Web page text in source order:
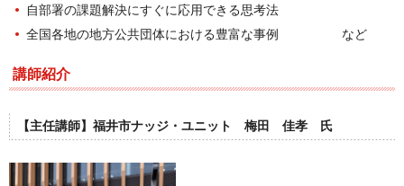
自部署の課題解決にすぐに応用できる思考法
全国各地の地方公共団体における豊富な事例 など
講師紹介
【主任講師】福井市ナッジ・ユニット 梅田 佳孝 氏